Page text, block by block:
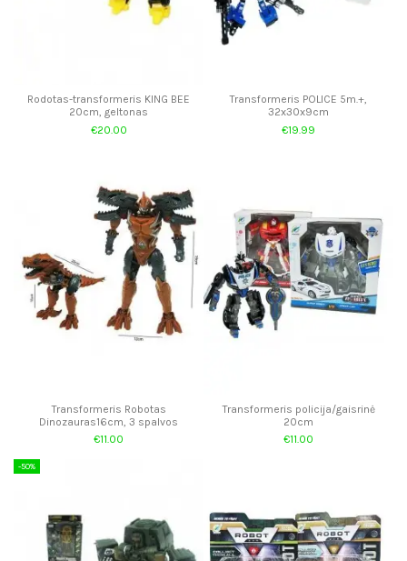
Rodotas-transformeris KING BEE
20cm, geltonas
€20.00
Transformeris POLICE 5m.+,
32x30x9cm
€19.99
Transformeris Robotas
Dinozauras16cm, 3 spalvos
€11.00
Transformeris policija/gaisrinė
20cm
€11.00
-50%